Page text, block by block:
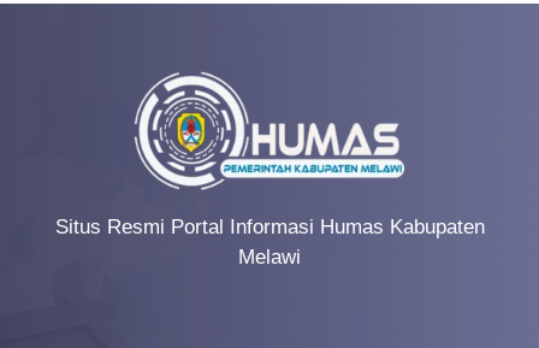
Situs Resmi Portal Informasi Humas Kabupaten
Melawi